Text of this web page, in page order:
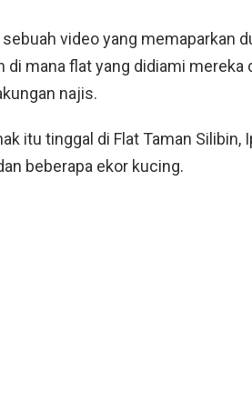
video yang memaparkan
di mana flat yang didiami mereka
najis.
itu tinggal di Flat Taman Silibin,
beberapa ekor kucing.